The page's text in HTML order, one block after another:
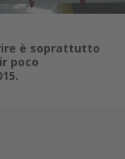
è soprattutto
poco